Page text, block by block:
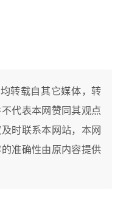
转载自其它媒体，转
代表本网赞同其观点
时联系本网站，本网
准确性由原内容提供